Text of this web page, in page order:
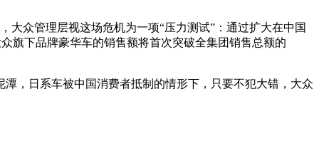
大众管理层视这场危机为一项“压力测试”：通过扩大在中国
旗下品牌豪华车的销售额将首次突破全集团销售总额的
，日系车被中国消费者抵制的情形下，只要不犯大错，大众